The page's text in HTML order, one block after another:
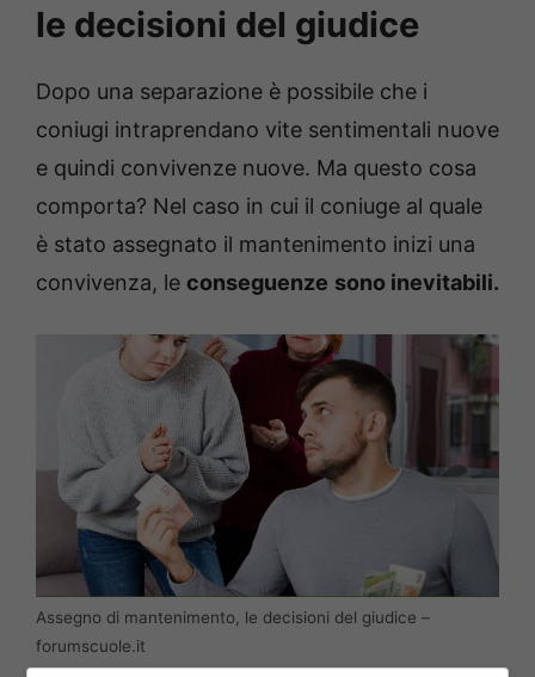
le decisioni del giudice
Dopo una separazione è possibile che i
coniugi intraprendano vite sentimentali nuove
e quindi convivenze nuove. Ma questo cosa
comporta? Nel caso in cui il coniuge al quale
è stato assegnato il mantenimento inizi una
convivenza, le conseguenze sono inevitabili.
Assegno di mantenimento, le decisioni del giudice –
forumscuole.it